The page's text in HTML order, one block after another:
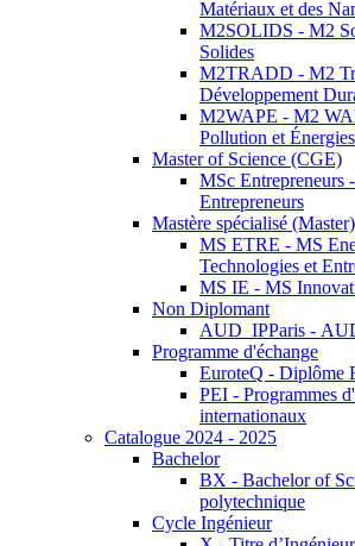
Matériaux et des
M2SOLIDS - M2
Solides
M2TRADD - M2
Développement
M2WAPE - M2
Pollution et Énergies
Master of Science (CGE)
MSc Entrepreneurs
Entrepreneurs
Mastère spécialisé (Master)
MS ETRE - MS
Technologies et
MS IE - MS
Non Diplomant
AUD_IPParis -
Programme d'échange
EuroteQ - Diplôme
PEI - Programmes
internationaux
Catalogue 2024 - 2025
Bachelor
BX - Bachelor of
polytechnique
Cycle Ingénieur